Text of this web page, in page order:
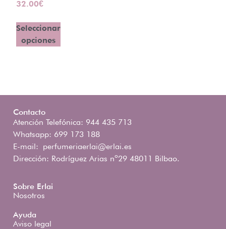
32.00€
Seleccionar
opciones
Contacto
Atención Telefónica: 944 435 713
Whatsapp: 699 173 188
E-mail: perfumeriaerlai@erlai.es
Dirección: Rodríguez Arias nº29 48011 Bilbao.
Sobre Erlai
Nosotros
Ayuda
Aviso legal